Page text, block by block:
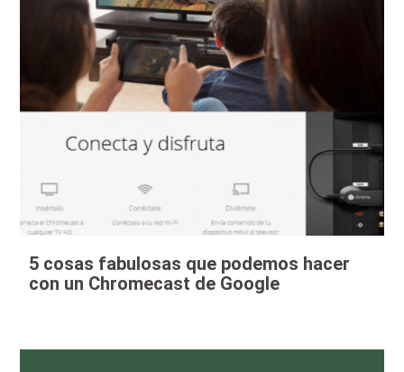
5 cosas fabulosas que podemos hacer
con un Chromecast de Google